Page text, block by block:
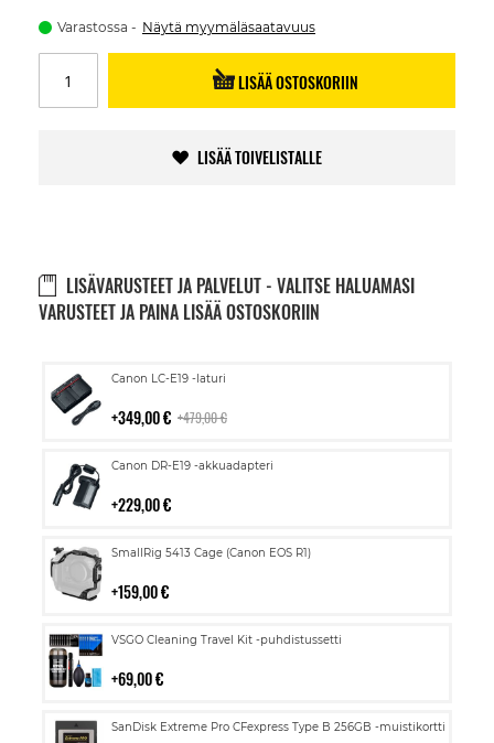
Varastossa Näytä myymäläsaatavuus
LISÄÄ OSTOSKORIIN
LISÄÄ TOIVELISTALLE
LISÄVARUSTEET JA PALVELUT - VALITSE HALUAMASI
VARUSTEET JA PAINA LISÄÄ OSTOSKORIIN
Canon LC-E19 -laturi
349,00 € 479,00 €
Lisää
Canon DR-E19 -akkuadapteri
229,00 €
Lisää
SmallRig 5413 Cage (Canon EOS R1)
159,00 €
Lisää
VSGO Cleaning Travel Kit -puhdistussetti
69,00 €
Lisää
SanDisk Extreme Pro CFexpress Type B 256GB -muistikortti
Lisää